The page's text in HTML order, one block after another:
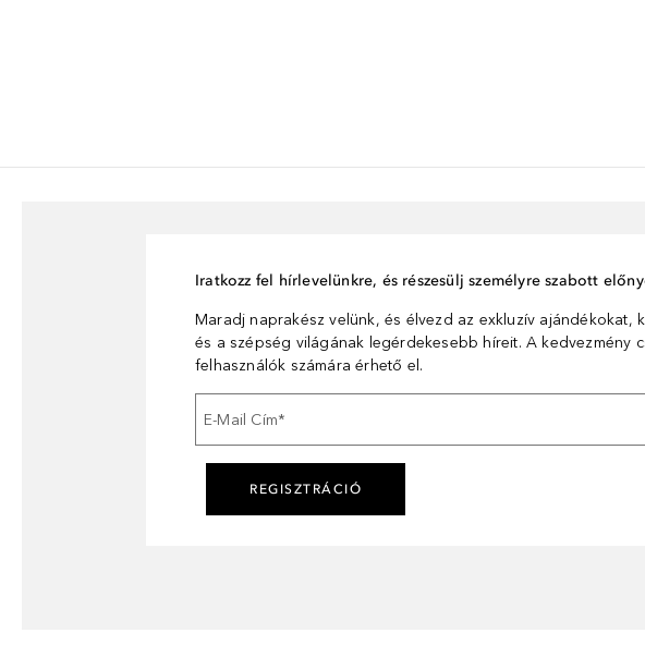
Iratkozz fel hírlevelünkre, és részesülj személyre szabott
Maradj naprakész velünk, és élvezd az exkluzív ajándékokat,
és a szépség világának legérdekesebb híreit. A kedvezmény
felhasználók számára érhető el.
E-Mail Cím*
REGISZTRÁCIÓ